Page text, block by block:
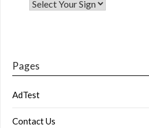
Pages
AdTest
Contact Us